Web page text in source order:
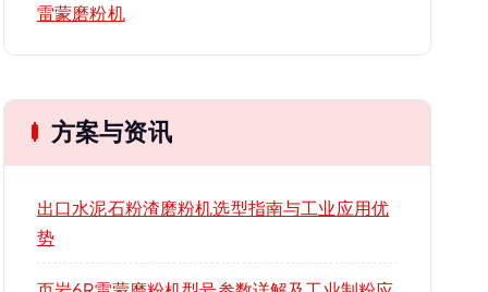
雷蒙磨粉机
方案与资讯
出口水泥石粉渣磨粉机选型指南与工业应用优
势